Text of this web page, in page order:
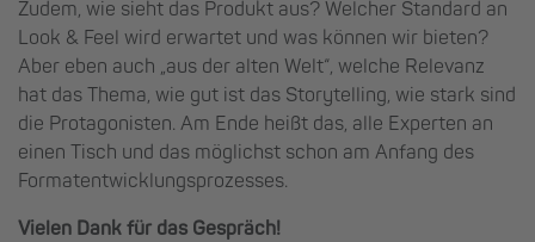
Zudem, wie sieht das Produkt aus? Welcher Standard an
Look & Feel wird erwartet und was können wir bieten?
Aber eben auch „aus der alten Welt“, welche Relevanz
hat das Thema, wie gut ist das Storytelling, wie stark sind
die Protagonisten. Am Ende heißt das, alle Experten an
einen Tisch und das möglichst schon am Anfang des
Formatentwicklungsprozesses.
Vielen Dank für das Gespräch!